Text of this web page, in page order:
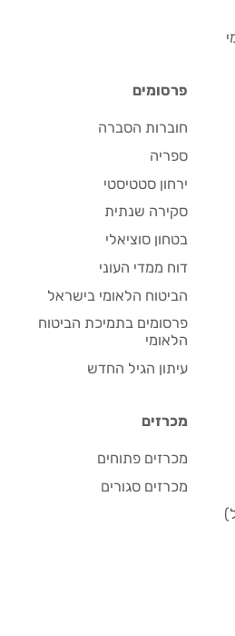
פרסומים
חוברות הסברה
ספריה
ירחון סטטיסטי
סקירה שנתית
בטחון סוציאלי
דוח ממדי העוני
הביטוח הלאומי בישראל
פרסומים בתמיכת הביטוח
הלאומי
עיתון הגיל החדש
מכרזים
מכרזים פתוחים
מכרזים סגורים